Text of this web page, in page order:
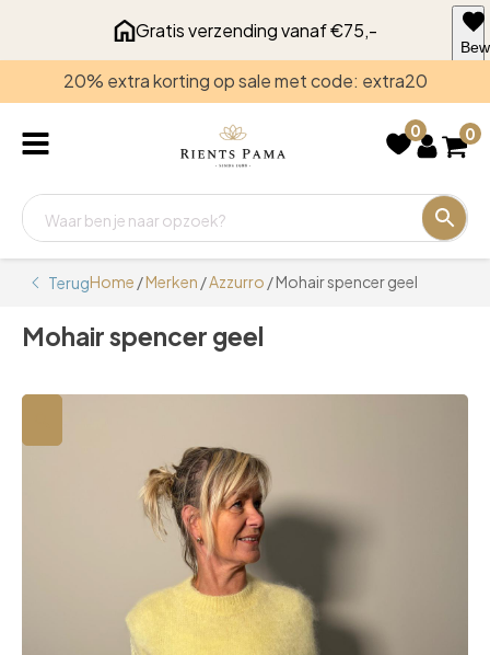
Gratis verzending vanaf €75,-
20% extra korting op sale met code: extra20
0 0
TerugHome /Merken /Azzurro / Mohair spencer geel
Mohair spencer geel
voor